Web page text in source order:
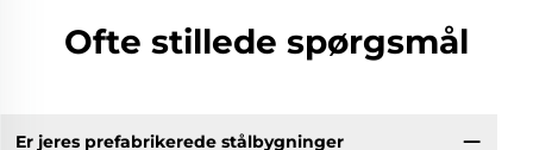
Ofte stillede spørgsmål
Er jeres prefabrikerede stålbygninger